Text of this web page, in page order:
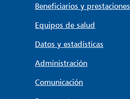
Beneficiarios y prestaciones
Equipos de salud
Datos y estadísticas
Administración
Comunicación